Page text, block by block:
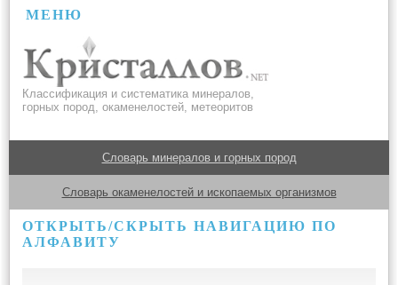
МЕНЮ
Классификация и систематика минералов,
горных пород, окаменелостей, метеоритов
Словарь минералов и горных пород
Словарь окаменелостей и ископаемых организмов
ОТКРЫТЬ/СКРЫТЬ НАВИГАЦИЮ ПО
АЛФАВИТУ